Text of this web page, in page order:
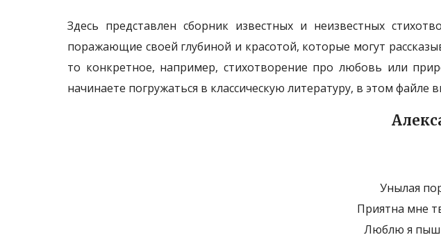
Здесь представлен сборник известных и неизвестных
поражающие своей глубиной и красотой, которые могут
то конкретное, например, стихотворение про любовь или
начинаете погружаться в классическую литературу, в этом файле
Унылая
Приятна мне
Люблю я